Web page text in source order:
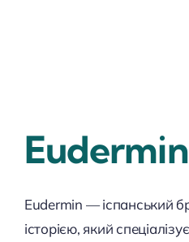
Eudermin
Eudermin — іспанський
історією, який